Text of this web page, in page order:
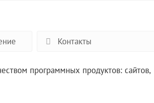
Контакты
программных продуктов: сайтов,